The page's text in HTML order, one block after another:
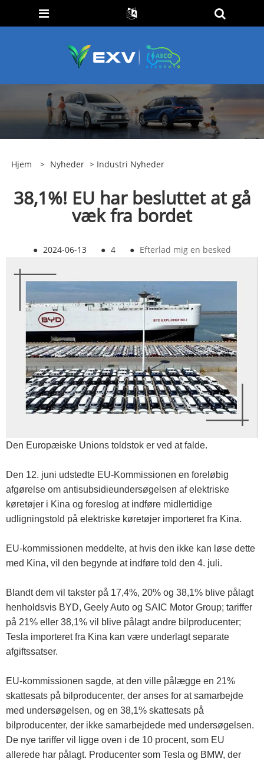
Hjem > Nyheder > Industri Nyheder
38,1%! EU har besluttet at gå
væk fra bordet
● 2024-06-13 ● 4 ● Efterlad mig en besked
Den Europæiske Unions toldstok er ved at falde.
Den 12. juni udstedte EU-Kommissionen en foreløbig
afgørelse om antisubsidieundersøgelsen af ​​elektriske
køretøjer i Kina og foreslog at indføre midlertidige
udligningstold på elektriske køretøjer importeret fra Kina.
EU-kommissionen meddelte, at hvis den ikke kan løse dette
med Kina, vil den begynde at indføre told den 4. juli.
Blandt dem vil takster på 17,4%, 20% og 38,1% blive pålagt
henholdsvis BYD, Geely Auto og SAIC Motor Group; tariffer
på 21% eller 38,1% vil blive pålagt andre bilproducenter;
Tesla importeret fra Kina kan være underlagt separate
afgiftssatser.
EU-kommissionen sagde, at den ville pålægge en 21%
skattesats på bilproducenter, der anses for at samarbejde
med undersøgelsen, og en 38,1% skattesats på
bilproducenter, der ikke samarbejdede med undersøgelsen.
De nye tariffer vil ligge oven i de 10 procent, som EU
allerede har pålagt. Producenter som Tesla og BMW, der